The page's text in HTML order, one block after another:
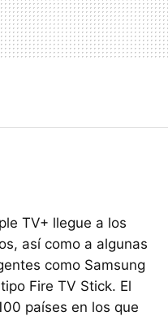
TV+ llegue a los
así como a algunas
como Samsung
Fire TV Stick. El
países en los que